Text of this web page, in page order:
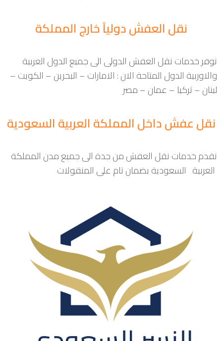
نقل العفش دولياً خارج المملكة
نوفر خدمات نقل العفش الدولى الى جميع الدول العربية
والاوربية الدول المتاحة الان : الامارات – البحرين – الكويت –
لبنان – تركيا – عمان – مصر
نقل عفش داخل المملكة العربية السعودية
نقدم خدمات نقل العفش من جدة الى جميع مدن المملكة